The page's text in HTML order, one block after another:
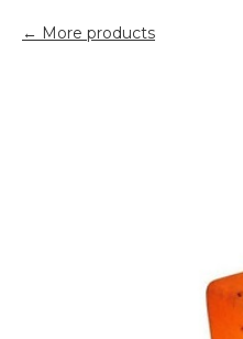
More products